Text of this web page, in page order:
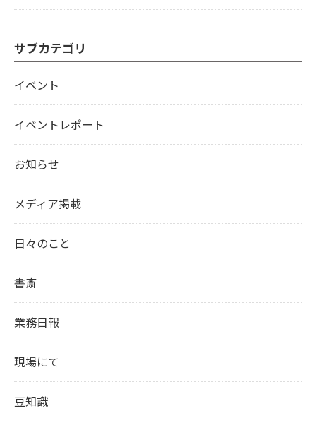
サブカテゴリ
イベント
イベントレポート
お知らせ
メディア掲載
日々のこと
書斎
業務日報
現場にて
豆知識